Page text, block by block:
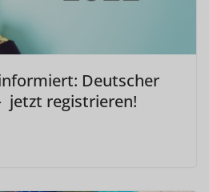
Deutscher
jetzt registrieren!